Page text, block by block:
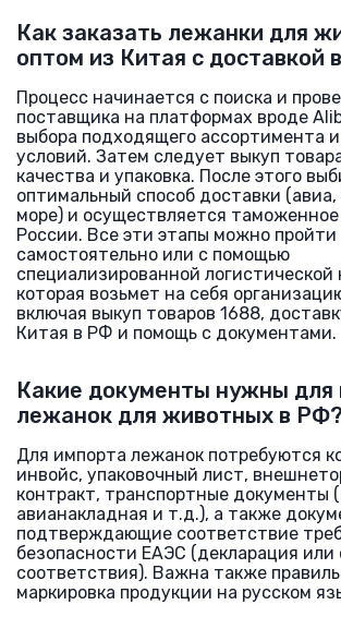
Как заказать лежанки для
оптом из Китая с доставкой
Процесс начинается с поиска и
поставщика на платформах вроде
выбора подходящего ассортимента
условий. Затем следует выкуп
качества и упаковка. После этого
оптимальный способ доставки
море) и осуществляется
России. Все эти этапы можно пройти
самостоятельно или с помощью
специализированной логистической
которая возьмет на себя
включая выкуп товаров 1688,
Китая в РФ и помощь с документами.
Какие документы нужны для
лежанок для животных в РФ?
Для импорта лежанок потребуются
инвойс, упаковочный лист,
контракт, транспортные документы
авианакладная и т.д.), а также
подтверждающие соответствие
безопасности ЕАЭС (декларация или
соответствия). Важна также
маркировка продукции на русском